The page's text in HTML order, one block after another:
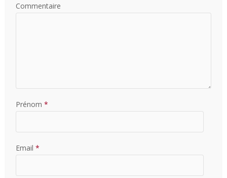
Commentaire
Prénom *
Email *